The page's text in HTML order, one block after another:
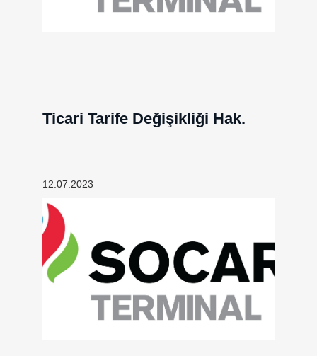
Ticari Tarife Değişikliği Hak.
12.07.2023